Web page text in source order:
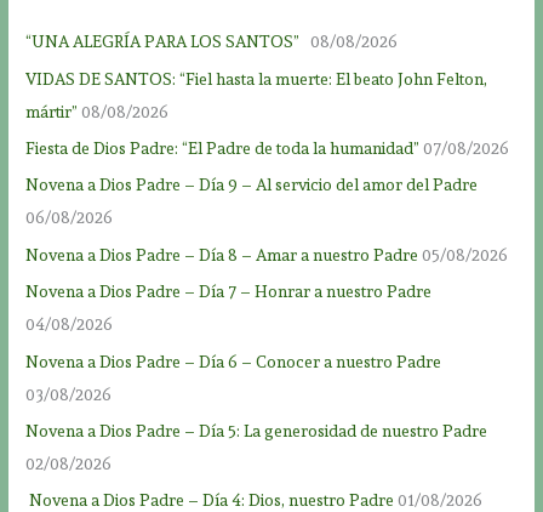
“UNA ALEGRÍA PARA LOS SANTOS”
08/08/2026
VIDAS DE SANTOS: “Fiel hasta la muerte: El beato John Felton,
mártir” 08/08/2026
Fiesta de Dios Padre: “El Padre de toda la humanidad” 07/08/2026
Novena a Dios Padre – Día 9 – Al servicio del amor del Padre
06/08/2026
Novena a Dios Padre – Día 8 – Amar a nuestro Padre 05/08/2026
Novena a Dios Padre – Día 7 – Honrar a nuestro Padre
04/08/2026
Novena a Dios Padre – Día 6 – Conocer a nuestro Padre
03/08/2026
Novena a Dios Padre – Día 5: La generosidad de nuestro Padre
02/08/2026
Novena a Dios Padre – Día 4: Dios, nuestro Padre 01/08/2026